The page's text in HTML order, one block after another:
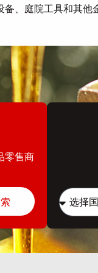
、庭院工具和其他
零售商